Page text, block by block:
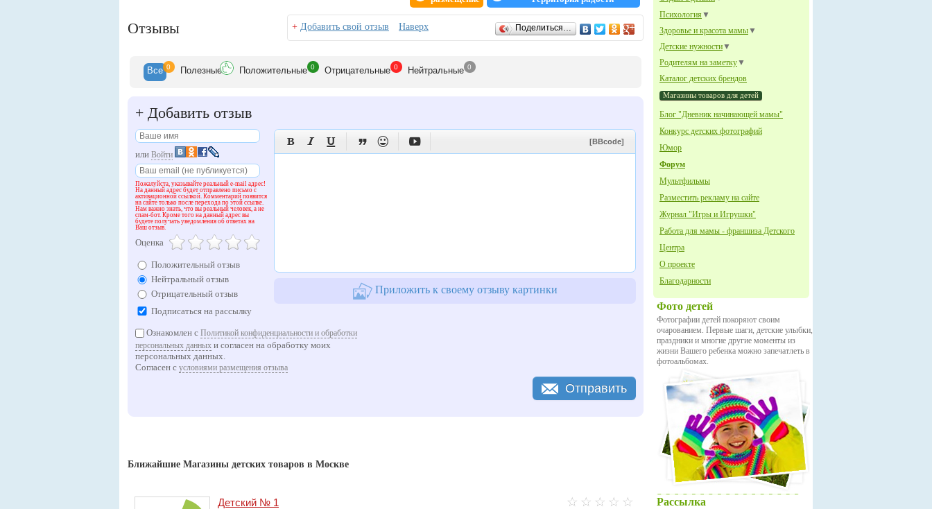
Психология ▼
Здоровье и красота мамы▼
Детские нужности▼
Родителям на заметку▼
Каталог детских брендов
Магазины товаров для детей
Блог "Дневник начинающей мамы"
Конкурс детских фотографий
Юмор
Форум
Мультфильмы
Разместить рекламу на сайте
Журнал "Игры и Игрушки"
Работа для мамы - франшиза Детского
Центра
О проекте
Благодарности
Фото детей
Фотографии детей покоряют своим
очарованием. Первые шаги, детские улыбки,
праздники и многие другие моменты из
жизни Вашего ребенка можно запечатлеть в
фотоальбомах.
Рассылка
Отзывы + Добавить свой отзыв Наверх Поделиться…
Все 0 Полезные Положительные 0 Отрицательные 0 Нейтральные 0
+ Добавить отзыв
или Войти
Пожалуйста, указывайте реальный e-mail адрес!
На данный адрес будет отправлено письмо с
активационной ссылкой. Комментарий появится
на сайте только после перехода по этой ссылке.
Нам важно знать, что вы реальный человек, а не
спам-бот. Кроме того на данный адрес вы
будете получать уведомления об ответах на
Ваш отзыв.
Оценка
Положительный отзыв
Нейтральный отзыв
Отрицательный отзыв
Подписаться на рассылку
      [BBcode]
Приложить к своему отзыву картинки
Ознакомлен с Политикой конфиденциальности и обработки
персональных данных и согласен на обработку моих
персональных данных.
Согласен с условиями размещения отзыва
Отправить
Ближайшие Магазины детских товаров в Москве
Детский № 1